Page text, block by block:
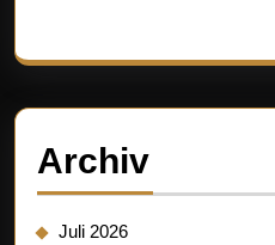
Archiv
Juli 2026